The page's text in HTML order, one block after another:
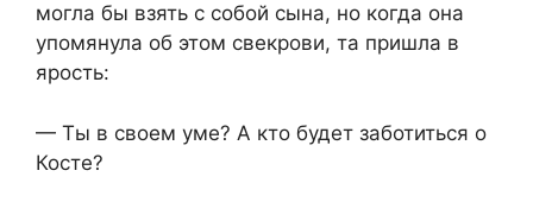
могла бы взять с собой сына, но когда она
упомянула об этом свекрови, та пришла в
ярость:
— Ты в своем уме? А кто будет заботиться о
Косте?